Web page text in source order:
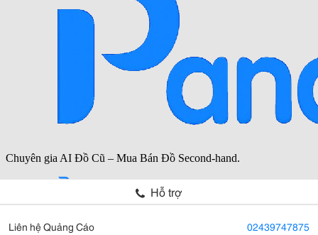
Hỗ trợ
Liên hệ Quảng Cáo 02439747875